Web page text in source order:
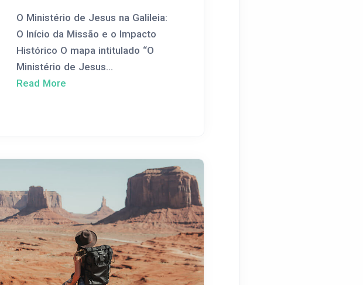
O Ministério de Jesus na Galileia:
O Início da Missão e o Impacto
Histórico O mapa intitulado “O
Ministério de Jesus...
Read More